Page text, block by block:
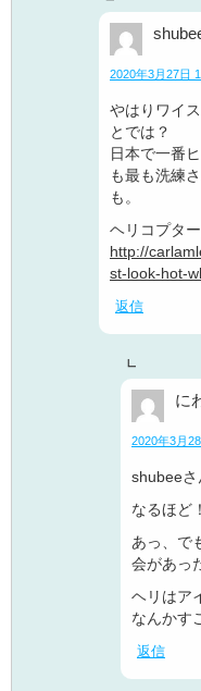
2020年3月27日
やはりワイ
とでは？
日本で一番
も最も洗練
も。
ヘリコプタ
http://
st-look-hot-
返信
に
2020年3月
shubeeさ
なるほど
あっ、で
会があっ
ヘリはア
なんかす
返信